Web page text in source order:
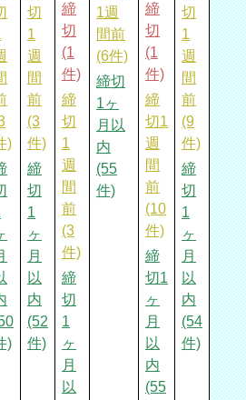
)
)
切
1
週
間
前
(3
件)
締
切
1
ヶ
月
以
内
(52
件)
締
切
(1
件)
締
切
1
週
間
前
(3
件)
締
切
1
ヶ
月
以
1週
間前
(6件)
締切
1ヶ
月以
内
(55
件)
締
切
(1
件)
締
切1
週
間
前
(10
件)
締
切1
ヶ
月
以
内
(55
切
1
週
間
前
(9
件)
締
切
1
ヶ
月
以
内
(54
件)